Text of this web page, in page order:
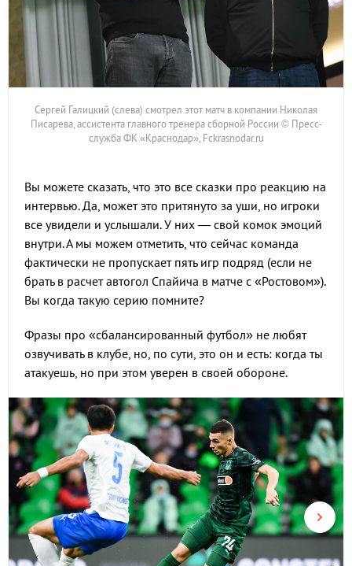
Сергей Галицкий (слева) смотрел этот матч в компании Николая
Писарева, ассистента главного тренера сборной России © Пресс-
служба ФК «Краснодар», Fckrasnodar.ru
Вы можете сказать, что это все сказки про реакцию на
интервью. Да, может это притянуто за уши, но игроки
все увидели и услышали. У них — свой комок эмоций
внутри. А мы можем отметить, что сейчас команда
фактически не пропускает пять игр подряд (если не
брать в расчет автогол Спайича в матче с «Ростовом»).
Вы когда такую серию помните?
Фразы про «сбалансированный футбол» не любят
озвучивать в клубе, но, по сути, это он и есть: когда ты
атакуешь, но при этом уверен в своей обороне.